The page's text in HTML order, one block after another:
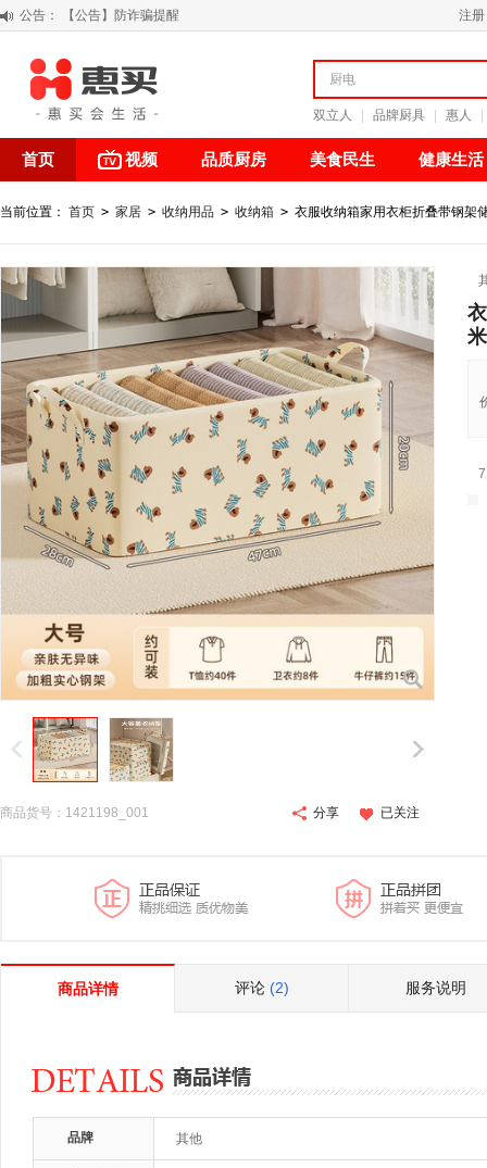
公告：
【积分调整公告】
关于假冒我公司“惠买小程序“的声明
【公告】防诈骗提醒
注册
双立人 品牌厨具 惠人
首页 视频 品质厨房 美食民生 健康生活
当前位置： 首页 > 家居 > 收纳用品 > 收纳箱 > 衣服收纳箱家用衣柜折叠带钢架
商品货号：1421198_001 分享 已关注
商品详情 评论 (2) 服务说明
品牌 其他